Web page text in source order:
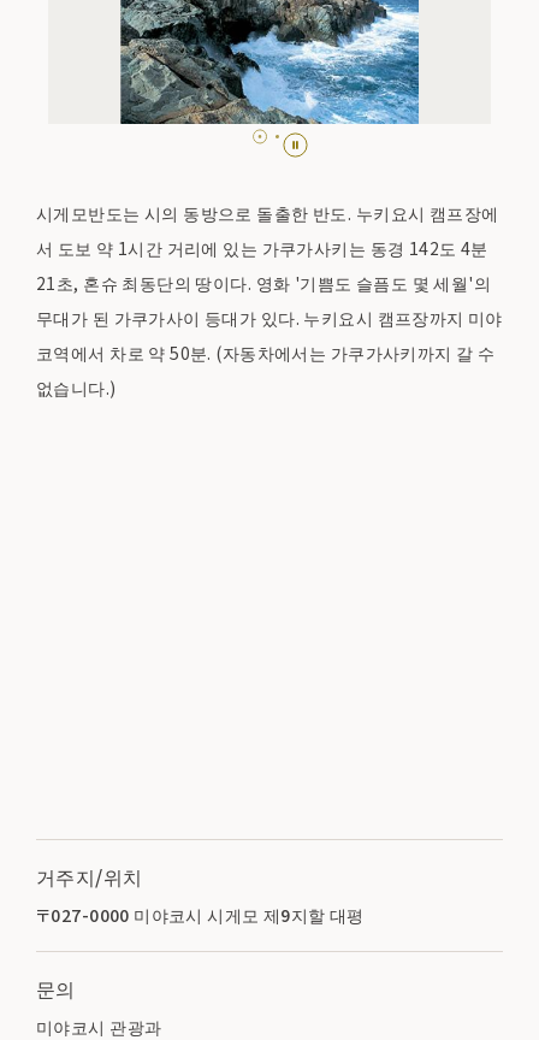
시게모반도는 시의 동방으로 돌출한 반도. 누키요시 캠프장에
서 도보 약 1시간 거리에 있는 가쿠가사키는 동경 142도 4분
21초, 혼슈 최동단의 땅이다. 영화 '기쁨도 슬픔도 몇 세월'의
무대가 된 가쿠가사이 등대가 있다. 누키요시 캠프장까지 미야
코역에서 차로 약 50분. (자동차에서는 가쿠가사키까지 갈 수
없습니다.)
거주지/위치
〒027-0000 미야코시 시게모 제9지할 대평
문의
미야코시 관광과